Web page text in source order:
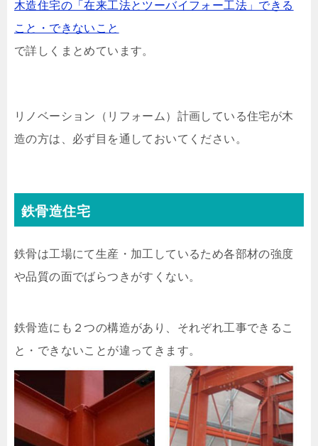
木造住宅の「在来工法とツーバイフォー工法」できる
こと・できないこと
で詳しくまとめています。
リノベーション（リフォーム）計画している住宅が木
造の方は、必ず目を通しておいてください。
鉄骨造住宅
鉄骨は工場にて生産・加工しているため各部材の強度
や品質の面でばらつきがすくない。
鉄骨造にも２つの構造があり、それぞれ工事できるこ
と・できないことが違ってきます。